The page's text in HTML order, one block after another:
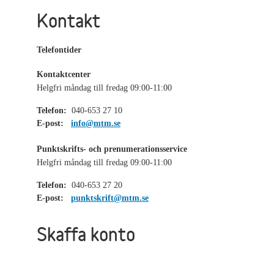
Kontakt
Telefontider
Kontaktcenter
Helgfri måndag till fredag 09:00-11:00
Telefon: 040-653 27 10
E-post:
info@mtm.se
Punktskrifts- och prenumerationsservice
Helgfri måndag till fredag 09:00-11:00
Telefon: 040-653 27 20
E-post:
punktskrift@mtm.se
Skaffa konto